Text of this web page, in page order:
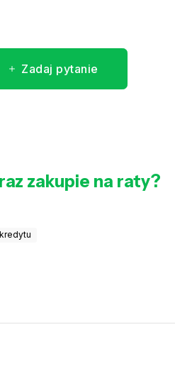
Zadaj pytanie
zakupie na raty?